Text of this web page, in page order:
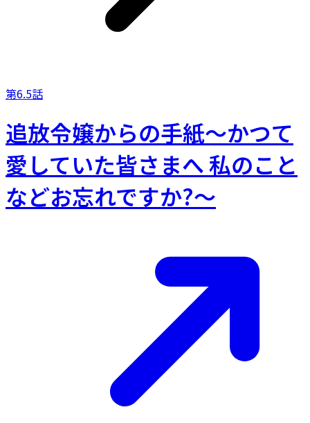
第6.5話
追放令嬢からの手紙～かつて
愛していた皆さまへ 私のこと
などお忘れですか?～